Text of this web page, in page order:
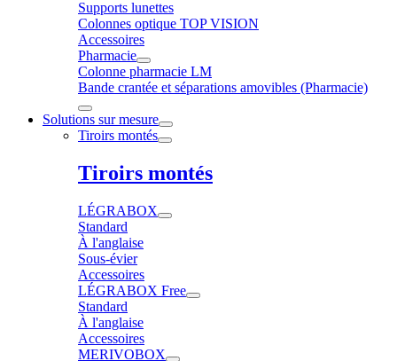
Supports lunettes
Colonnes optique TOP VISION
Accessoires
Pharmacie
Colonne pharmacie LM
Bande crantée et séparations amovibles (Pharmacie)
Solutions sur mesure
Tiroirs montés
Tiroirs montés
LÉGRABOX
Standard
À l'anglaise
Sous-évier
Accessoires
LÉGRABOX Free
Standard
À l'anglaise
Accessoires
MERIVOBOX